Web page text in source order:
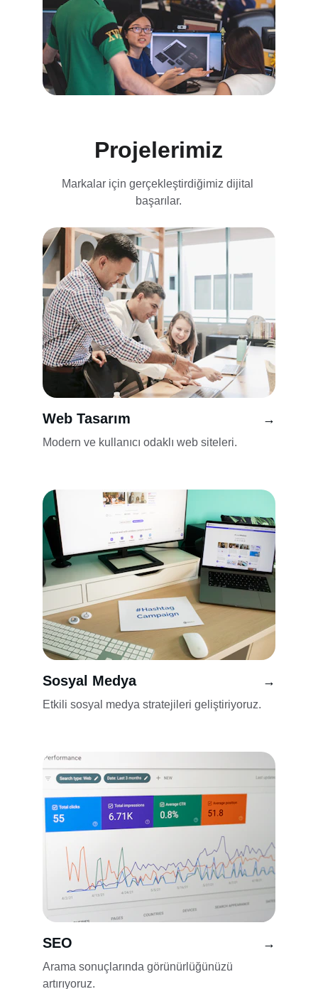
Projelerimiz
Markalar için gerçekleştirdiğimiz dijital
başarılar.
Web Tasarım
Modern ve kullanıcı odaklı web siteleri.
Sosyal Medya
Etkili sosyal medya stratejileri geliştiriyoruz.
SEO
Arama sonuçlarında görünürlüğünüzü
artırıyoruz.
→
→
→